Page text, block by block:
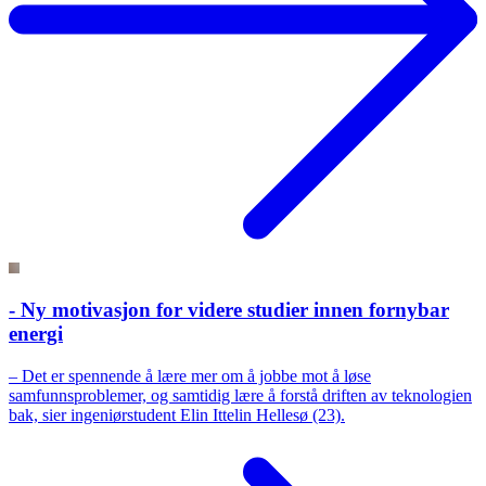
- Ny motivasjon for videre studier innen fornybar
energi
– Det er spennende å lære mer om å jobbe mot å løse
samfunnsproblemer, og samtidig lære å forstå driften av teknologien
bak, sier ingeniørstudent Elin Ittelin Hellesø (23).